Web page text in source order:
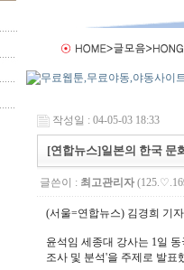
작성일 : 04-05-03 18:33
[연합뉴스]일본의 한국 문
글쓴이 : 최고관리자
(서울=연합뉴스) 김경희 기
윤석임 세종대 강사는 1일
조사 및 분석'을 주제로 발표